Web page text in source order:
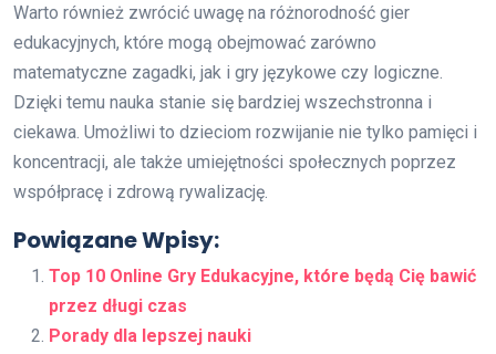
Warto również zwrócić uwagę na różnorodność gier
edukacyjnych, które mogą obejmować zarówno
matematyczne zagadki, jak i gry językowe czy logiczne.
Dzięki temu nauka stanie się bardziej wszechstronna i
ciekawa. Umożliwi to dzieciom rozwijanie nie tylko pamięci i
koncentracji, ale także umiejętności społecznych poprzez
współpracę i zdrową rywalizację.
Powiązane Wpisy:
Top 10 Online Gry Edukacyjne, które będą Cię bawić
przez długi czas
Porady dla lepszej nauki